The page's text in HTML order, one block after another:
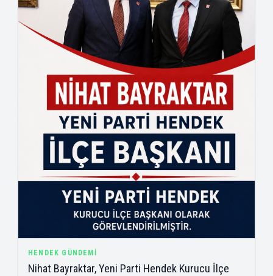
HENDEK GÜNDEMI
Nihat Bayraktar, Yeni Parti Hendek Kurucu İlçe